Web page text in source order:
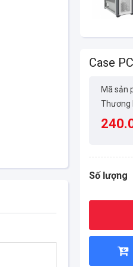
Case
Mã sản
Thương
Số lượng